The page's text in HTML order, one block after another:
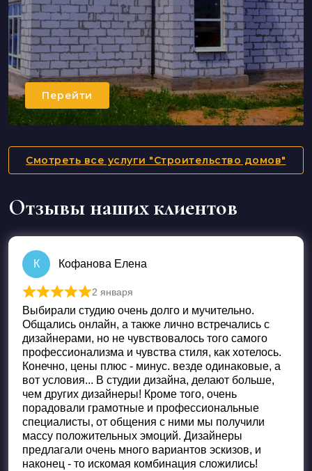
Перейти
Смотреть все услуги "Строительство домов"
Отзывы наших клиентов
К Кофанова Елена
Оценка из 5
2 января
Выбирали студию очень долго и мучительно.
Общались онлайн, а также лично встречались с
дизайнерами, но не чувствовалось того самого
профессионализма и чувства стиля, как хотелось.
Конечно, цены плюс - минус. везде одинаковые, а
вот условия... В студии дизайна, делают больше,
чем других дизайнеры! Кроме того, очень
порадовали грамотные и профессиональные
специалисты, от общения с ними мы получили
массу положительных эмоций. Дизайнеры
предлагали очень много вариантов эскизов, и
наконец - то искомая комбинация сложились!